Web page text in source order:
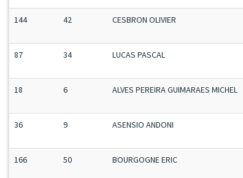
144 42 CESBRON OLIVIER
87 34 LUCAS PASCAL
18 6 ALVES PEREIRA GUIMARAES MICHEL
36 9 ASENSIO ANDONI
166 50 BOURGOGNE ERIC